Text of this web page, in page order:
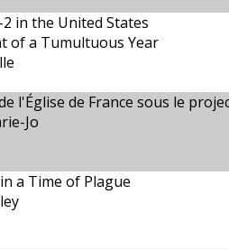
2 in the United States
of a Tumultuous Year
l'Église de France sous le
Jo
a Time of Plague